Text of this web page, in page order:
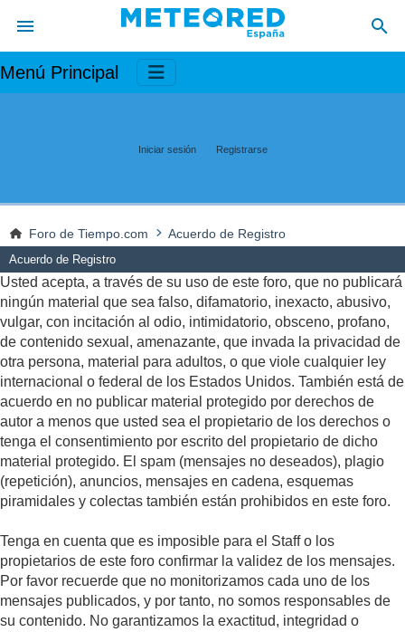
Menú Principal
Iniciar sesión Registrarse
Foro de Tiempo.com Acuerdo de Registro
Acuerdo de Registro
Usted acepta, a través de su uso de este foro, que no publicará
ningún material que sea falso, difamatorio, inexacto, abusivo,
vulgar, con incitación al odio, intimidatorio, obsceno, profano,
de contenido sexual, amenazante, que invada la privacidad de
otra persona, material para adultos, o que viole cualquier ley
internacional o federal de los Estados Unidos. También está de
acuerdo en no publicar material protegido por derechos de
autor a menos que usted sea el propietario de los derechos o
tenga el consentimiento por escrito del propietario de dicho
material protegido. El spam (mensajes no deseados), plagio
(repetición), anuncios, mensajes en cadena, esquemas
piramidales y colectas también están prohibidos en este foro.
Tenga en cuenta que es imposible para el Staff o los
propietarios de este foro confirmar la validez de los mensajes.
Por favor recuerde que no monitorizamos cada uno de los
mensajes publicados, y por tanto, no somos responsables de
su contenido. No garantizamos la exactitud, integridad o